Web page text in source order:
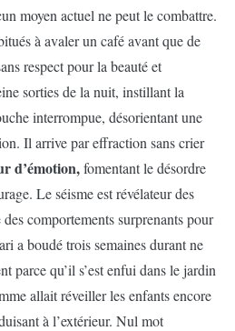
moyen actuel ne peut le combattre.
à avaler un café avant que de
respect pour la beauté et
sorties de la nuit, instillant la
interrompue, désorientant une
Il arrive par effraction sans crier
d’émotion,fomentant le désordre
Le séisme est révélateur des
comportements surprenants pour
a boudé trois semaines durant ne
parce qu’il s’est enfui dans le jardin
allait réveiller les enfants encore
à l’extérieur. Nul mot